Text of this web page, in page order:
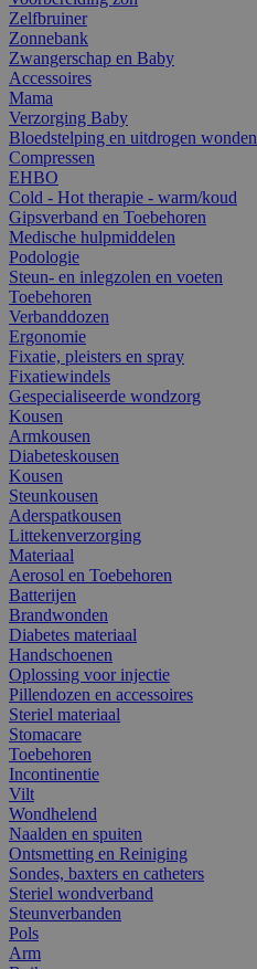
Zelfbruiner
Zonnebank
Zwangerschap en Baby
Accessoires
Mama
Verzorging Baby
Bloedstelping en uitdrogen wonden
Compressen
EHBO
Cold - Hot therapie - warm/koud
Gipsverband en Toebehoren
Medische hulpmiddelen
Podologie
Steun- en inlegzolen en voeten
Toebehoren
Verbanddozen
Ergonomie
Fixatie, pleisters en spray
Fixatiewindels
Gespecialiseerde wondzorg
Kousen
Armkousen
Diabeteskousen
Kousen
Steunkousen
Aderspatkousen
Littekenverzorging
Materiaal
Aerosol en Toebehoren
Batterijen
Brandwonden
Diabetes materiaal
Handschoenen
Oplossing voor injectie
Pillendozen en accessoires
Steriel materiaal
Stomacare
Toebehoren
Incontinentie
Vilt
Wondhelend
Naalden en spuiten
Ontsmetting en Reiniging
Sondes, baxters en catheters
Steriel wondverband
Steunverbanden
Pols
Arm